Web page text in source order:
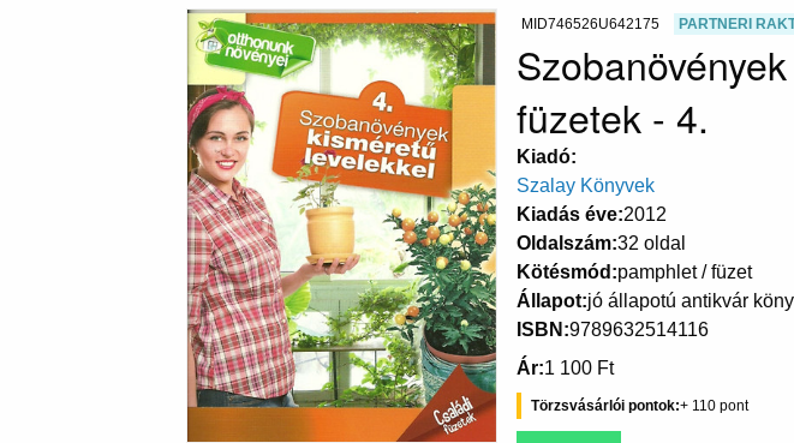
MID746526U642175 PARTNERI
füzetek - 4.
Kiadó
Szalay Könyvek
Kiadás éve 2012
Oldalszám 32 oldal
Kötésmód pamphlet / füzet
Állapot jó állapotú antikvár
ISBN 9789632514116
Ár 1 100 Ft
Törzsvásárlói pontok 110